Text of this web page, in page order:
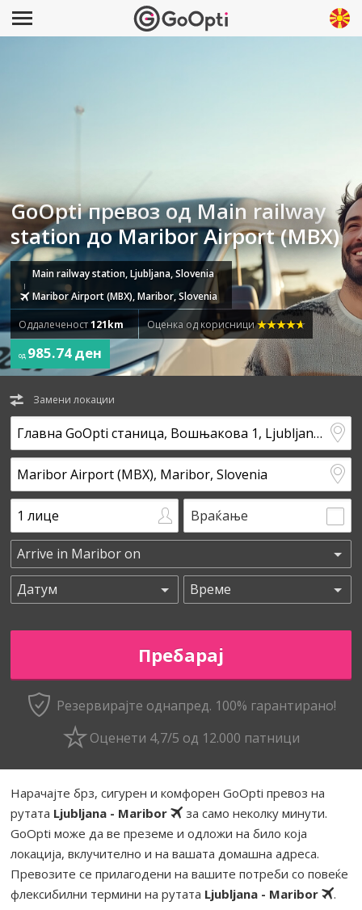
GoOpti превоз од Main railway
station до Maribor Airport (MBX)
Main railway station, Ljubljana, Slovenia
Maribor Airport (MBX), Maribor, Slovenia
Оддалеченост121km Оценка од корисници
од 985.74 ден
Замени локации
Враќање
Резервирајте однапред. 100% гарантирано!
Оценети 4,7/5 од 12.000 патници
Нарачајте брз, сигурен и комфорен GoOpti превоз на
рутата Ljubljana - Maribor
за само неколку минути.
GoOpti може да ве преземе и одложи на било која
локација, вклучително и на вашата домашна адреса.
Превозите се прилагодени на вашите потреби со повеќе
флексибилни термини на рутата Ljubljana - Maribor .